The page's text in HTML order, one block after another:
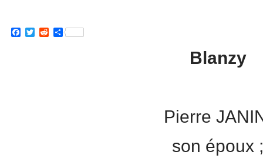
Facebook
TwitterRedditPartager
Blanzy
Pierre
son époux ;